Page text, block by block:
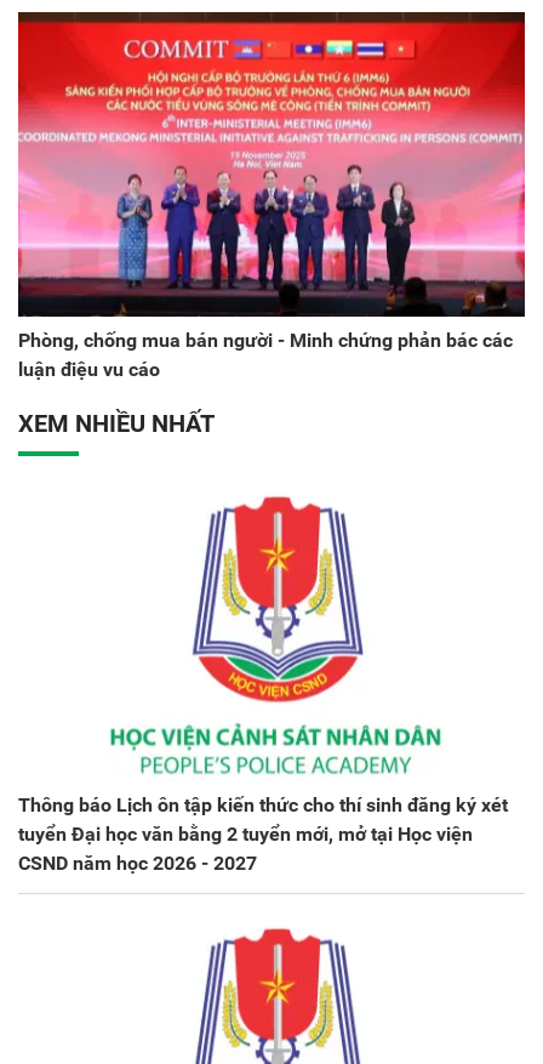
Phòng, chống mua bán người - Minh chứng phản bác các
luận điệu vu cáo
XEM NHIỀU NHẤT
Thông báo Lịch ôn tập kiến thức cho thí sinh đăng ký xét
tuyển Đại học văn bằng 2 tuyển mới, mở tại Học viện
CSND năm học 2026 - 2027